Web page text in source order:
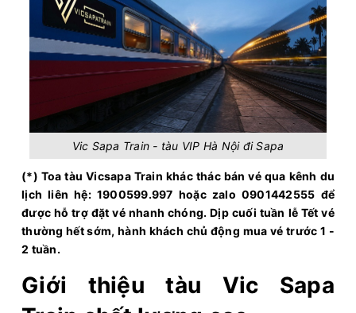
Vic Sapa Train - tàu VIP Hà Nội đi Sapa
(*) Toa tàu Vicsapa Train khác thác bán vé qua kênh du
lịch liên hệ: 1900599.997 hoặc zalo 0901442555 để
được hỗ trợ đặt vé nhanh chóng. Dịp cuối tuần lễ Tết vé
thường hết sớm, hành khách chủ động mua vé trước 1 -
2 tuần.
Giới thiệu tàu Vic Sapa